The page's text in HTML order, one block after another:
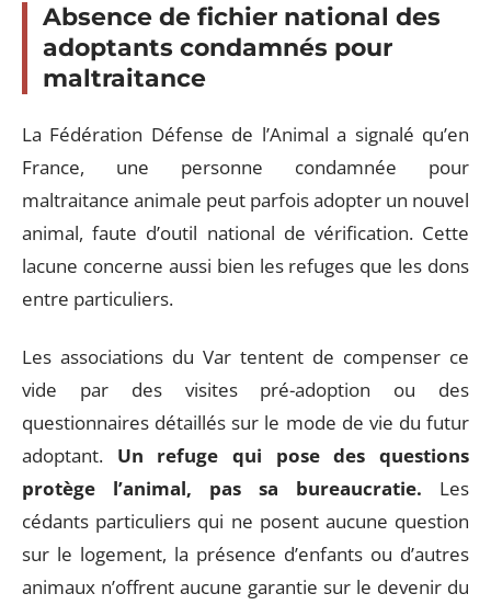
Absence de fichier national des
adoptants condamnés pour
maltraitance
La Fédération Défense de l’Animal a signalé qu’en
France, une personne condamnée pour
maltraitance animale peut parfois adopter un nouvel
animal, faute d’outil national de vérification. Cette
lacune concerne aussi bien les refuges que les dons
entre particuliers.
Les associations du Var tentent de compenser ce
vide par des visites pré-adoption ou des
questionnaires détaillés sur le mode de vie du futur
adoptant. Un refuge qui pose des questions
protège l’animal, pas sa bureaucratie. Les
cédants particuliers qui ne posent aucune question
sur le logement, la présence d’enfants ou d’autres
animaux n’offrent aucune garantie sur le devenir du